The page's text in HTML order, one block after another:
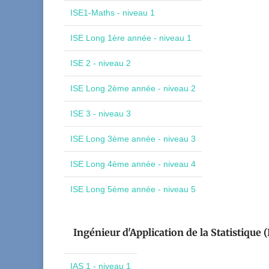
ISE1-Maths - niveau 1
ISE Long 1ère année - niveau 1
ISE 2 - niveau 2
ISE Long 2ème année - niveau 2
ISE 3 - niveau 3
ISE Long 3ème année - niveau 3
ISE Long 4ème année - niveau 4
ISE Long 5ème année - niveau 5
Ingénieur d'Application de la Statistique
IAS 1 - niveau 1